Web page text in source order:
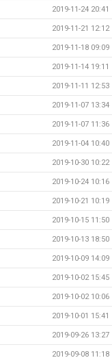
2019-11-24 20:41
2019-11-21 12:12
2019-11-18 09:09
2019-11-14 19:11
2019-11-11 12:53
2019-11-07 13:34
2019-11-07 11:36
2019-11-04 10:40
2019-10-30 10:22
2019-10-24 10:16
2019-10-21 10:19
2019-10-15 11:50
2019-10-13 18:50
2019-10-09 14:09
2019-10-02 15:45
2019-10-02 10:06
2019-10-01 15:41
2019-09-26 13:27
2019-09-08 11:18